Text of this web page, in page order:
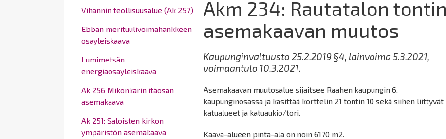
Vihannin teollisuusalue (Ak 257)
Ebban merituulivoimahankkeen
osayleiskaava
Lumimetsän
energiaosayleiskaava
Ak 256 Mikonkarin itäosan
asemakaava
Ak 251: Saloisten kirkon
ympäristön asemakaava
Akm 234: Rautatalon tontin
asemakaavan muutos
Kaupunginvaltuusto 25.2.2019 §4, lainvoima 5.3.2021,
voimaantulo 10.3.2021.
Asemakaavan muutosalue sijaitsee Raahen kaupungin 6.
kaupunginosassa ja käsittää korttelin 21 tontin 10 sekä siihen liittyvät
katualueet ja katuaukio/tori.
Kaava-alueen pinta-ala on noin 6170 m2.